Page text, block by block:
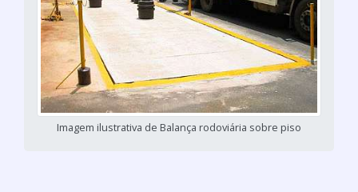
Imagem ilustrativa de Balança rodoviária sobre piso